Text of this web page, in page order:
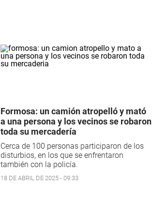
Formosa: un camión atropelló y mató
a una persona y los vecinos se robaron
toda su mercadería
Cerca de 100 personas participaron de los
disturbios, en los que se enfrentaron
también con la policía.
18 DE ABRIL DE 2025 - 09:33